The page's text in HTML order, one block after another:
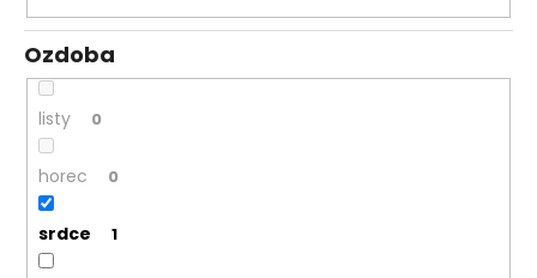
Ozdoba
listy 0
horec 0
srdce 1